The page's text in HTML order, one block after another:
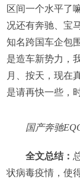
区间一个水平了
况还有奔驰、宝
知名跨国车企包
是造车新势力，
月、按天，现在
是请再快一些，
国产奔驰
全文总结：
状病毒疫情，使